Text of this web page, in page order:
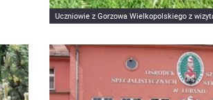
Uczniowie z Gorzowa Wielkopolskiego z